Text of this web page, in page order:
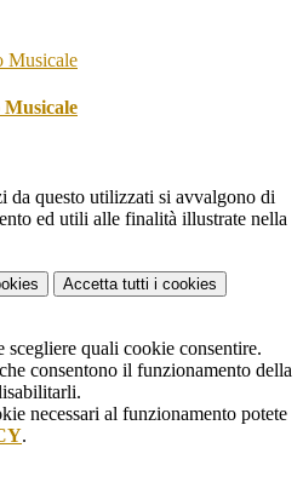
da questo utilizzati si avvalgono di
ed utili alle finalità illustrate nella
Accetta tutti i cookies
scegliere quali cookie consentire.
consentono il funzionamento della
necessari al funzionamento potete
.